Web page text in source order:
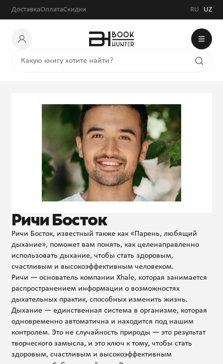
ДоставкаОплатаСкидки RU UZ
Ричи Босток
Ричи Босток, известный также как «Парень, любящий
дыхание», поможет вам понять, как целенаправленно
использовать дыхание, чтобы стать здоровым,
счастливым и высокоэффективным человеком.
Ричи — основатель компании Xhale, которая занимается
распространением информации о возможностях
дыхательных практик, способных изменить жизнь.
Дыхание — единственная система в организме, которая
одновременно автоматична и находится под нашим
контролем. Это не случайность природы — это результат
творческого замысла, и это ключ к тому, чтобы стать
здоровым, счастливым и высокоэффективным